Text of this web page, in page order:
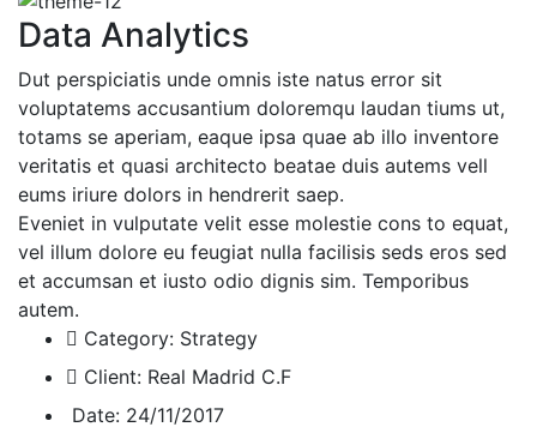
Data Analytics
Dut perspiciatis unde omnis iste natus error sit
voluptatems accusantium doloremqu laudan tiums ut,
totams se aperiam, eaque ipsa quae ab illo inventore
veritatis et quasi architecto beatae duis autems vell
eums iriure dolors in hendrerit saep.
Eveniet in vulputate velit esse molestie cons to equat,
vel illum dolore eu feugiat nulla facilisis seds eros sed
et accumsan et iusto odio dignis sim. Temporibus
autem.
Category: Strategy
Client: Real Madrid C.F
Date: 24/11/2017